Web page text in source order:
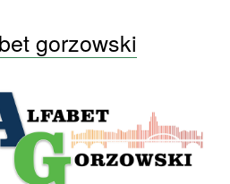
gorzowski